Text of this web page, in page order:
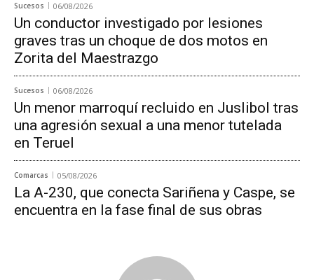
Sucesos 06/08/2026
Un conductor investigado por lesiones
graves tras un choque de dos motos en
Zorita del Maestrazgo
Sucesos 06/08/2026
Un menor marroquí recluido en Juslibol tras
una agresión sexual a una menor tutelada
en Teruel
Comarcas 05/08/2026
La A-230, que conecta Sariñena y Caspe, se
encuentra en la fase final de sus obras